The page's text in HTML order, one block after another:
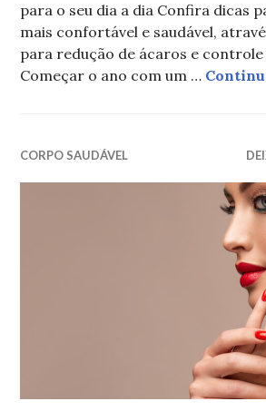
para o seu dia a dia Confira dicas
mais confortável e saudável,
para redução de ácaros e controle
Começar o ano com um …
CORPO SAUDÁVEL